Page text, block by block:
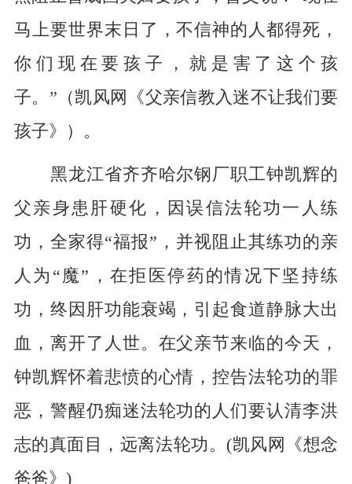
马上要世界末日了，不信神的人都得死，
你们现在要孩子，就是害了这个孩
子。”（凯风网《父亲信教入迷不让我们要
孩子》）。
黑龙江省齐齐哈尔钢厂职工钟凯辉的
父亲身患肝硬化，因误信法轮功一人练
功，全家得“福报”，并视阻止其练功的亲
人为“魔”，在拒医停药的情况下坚持练
功，终因肝功能衰竭，引起食道静脉大出
血，离开了人世。在父亲节来临的今天，
钟凯辉怀着悲愤的心情，控告法轮功的罪
恶，警醒仍痴迷法轮功的人们要认清李洪
志的真面目，远离法轮功。(凯风网《想念
爸爸》)